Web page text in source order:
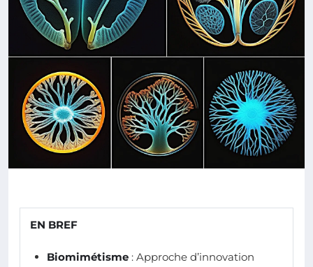
EN BREF
Biomimétisme : Approche d’innovation